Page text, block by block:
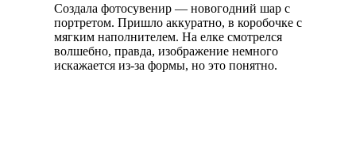
Создала фотосувенир — новогодний шар с
портретом. Пришло аккуратно, в коробочке с
мягким наполнителем. На елке смотрелся
волшебно, правда, изображение немного
искажается из-за формы, но это понятно.